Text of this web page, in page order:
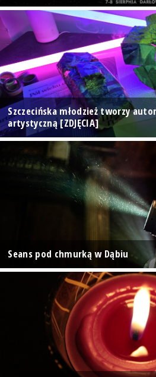
Szczecińska młodzież tworzy
artystyczną [ZDJĘCIA]
Seans pod chmurką w Dąbiu